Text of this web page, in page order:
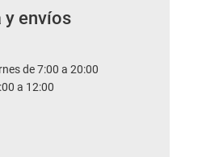
y envíos
de 7:00 a 20:00
a 12:00